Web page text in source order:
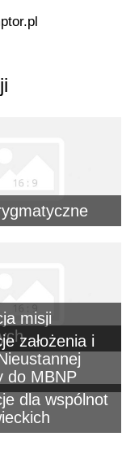
misji
założenia i
do MBNP
dla wspólnot